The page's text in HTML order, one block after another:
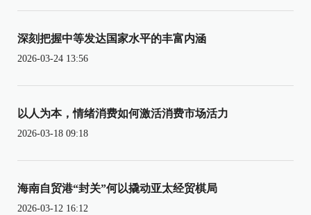
深刻把握中等发达国家水平的丰富内涵
2026-03-24 13:56
以人为本，情绪消费如何激活消费市场活力
2026-03-18 09:18
海南自贸港“封关”何以撬动亚太经贸棋局
2026-03-12 16:12